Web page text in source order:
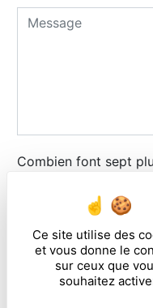
Ce site utilise des
et vous donne le
sur ceux que
souhaitez
Combien font sept
En cochant cette
particulières ci-